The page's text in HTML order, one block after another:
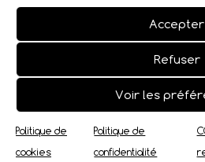
Accepter
Refuser
Voir les
Politique de
cookies
Politique de
confidentialité
Menu
Copyright © Lettre Relief 2026
Digit2Go